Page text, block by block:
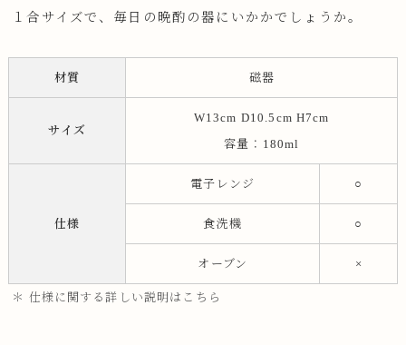
１合サイズで、毎日の晩酌の器にいかかでしょうか。
材質 磁器
サイズ
W13cm D10.5cm H7cm
容量：180ml
仕様
電子レンジ ○
食洗機 ○
オーブン ×
＊ 仕様に関する詳しい説明はこちら